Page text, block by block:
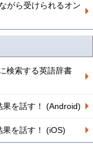
がら受けられるオン
検索する英語辞書
を話す！ (Android)
を話す！ (iOS)